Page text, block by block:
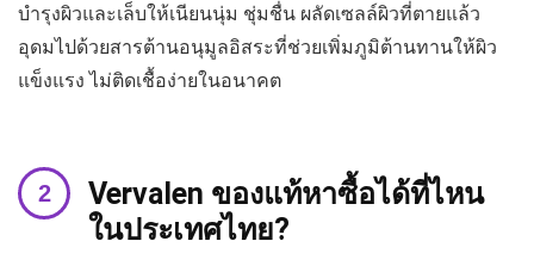
บำรุงผิวและเล็บให้เนียนนุ่ม ชุ่มชื่น ผลัดเซลล์ผิวที่ตายแล้ว
อุดมไปด้วยสารต้านอนุมูลอิสระที่ช่วยเพิ่มภูมิต้านทานให้ผิว
แข็งแรง ไม่ติดเชื้อง่ายในอนาคต
Vervalen ของแท้หาซื้อได้ที่ไหน
ในประเทศไทย?